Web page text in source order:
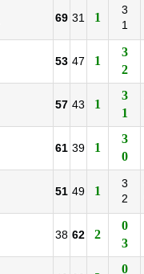
69 31 1
3
1
53 47 1
3
2
57 43 1
3
1
61 39 1
3
0
51 49 1
3
2
38 62 2
0
3
0